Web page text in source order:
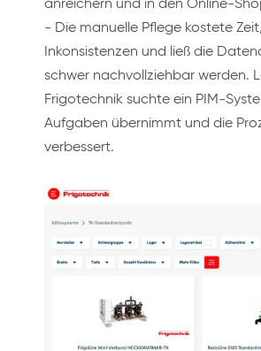
- Die manuelle Pflege kostete
Inkonsistenzen und ließ die
schwer nachvollziehbar werden.
Frigotechnik suchte ein PIM-
Aufgaben übernimmt und die
verbessert.